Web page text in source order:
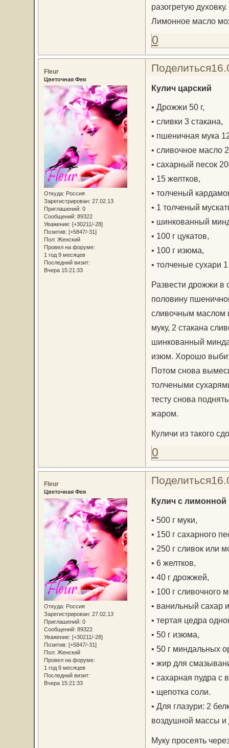
разогретую
Лимонное масло
0
Поделиться
Fleur
Цветочная Фея
Откуда: Россия
Зарегистрирован: 27.02.13
Приглашений: 0
Сообщений: 89322
Уважение: [+30211/-28]
Позитив: [+5847/-31]
Пол: Женский
Провел на форуме:
1 год 9 месяцев
Последний визит:
Вчера 15:21:33
Кулич царский
• Дрожжи 50 г,
• сливки 3 стакана,
• пшеничная мука
• сливочное масло
• сахарный песок
• 15 желтков,
• толченый
• 1 толченый
• шинкованный
• 100 г цукатов,
• 100 г изюма,
• толченые сухари
Развести дрожжи в
половину
сливочным маслом
муку, 2 стакана
шинкованный
изюм. Хорошо
Потом снова
толчеными
тесту снова
жаром.
Куличи из такого
0
Поделиться
Fleur
Цветочная Фея
Откуда: Россия
Зарегистрирован: 27.02.13
Приглашений: 0
Сообщений: 89322
Уважение: [+30211/-28]
Позитив: [+5847/-31]
Пол: Женский
Провел на форуме:
1 год 9 месяцев
Последний визит:
Вчера 15:21:33
Кулич с лимонной
• 500 г муки,
• 150 г сахарного
• 250 г сливок или
• 6 желтков,
• 40 г дрожжей,
• 100 г сливочного
• ванильный сахар
• тертая цедра
• 50 г изюма,
• 50 г миндальных
• жир для
• сахарная пудра с
• щепотка соли.
• Для глазури: 2
воздушной массы и
Муку просеять